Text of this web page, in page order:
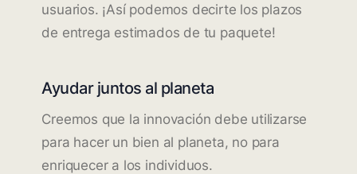
usuarios. ¡Así podemos decirte los plazos
de entrega estimados de tu paquete!
Ayudar juntos al planeta
Creemos que la innovación debe utilizarse
para hacer un bien al planeta, no para
enriquecer a los individuos.